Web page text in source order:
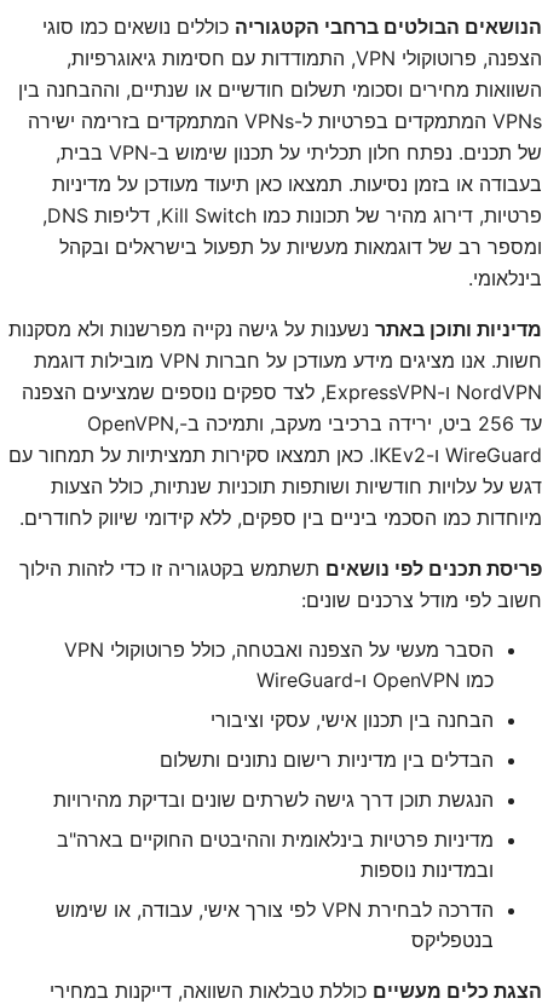
הנושאים הבולטים ברחבי הקטגוריה כוללים נושאים כמו סוגי
הצפנה, פרוטוקולי VPN, התמודדות עם חסימות גיאוגרפיות,
השוואות מחירים וסכומי תשלום חודשיים או שנתיים, וההבחנה בין
VPNs המתמקדים בפרטיות ל-VPNs המתמקדים בזרימה ישירה
של תכנים. נפתח חלון תכליתי על תכנון שימוש ב-VPN בבית,
בעבודה או בזמן נסיעות. תמצאו כאן תיעוד מעודכן על מדיניות
פרטיות, דירוג מהיר של תכונות כמו Kill Switch, דליפות DNS,
ומספר רב של דוגמאות מעשיות על תפעול בישראלים ובקהל
בינלאומי.
מדיניות ותוכן באתר נשענות על גישה נקייה מפרשנות ולא מסקנות
חשות. אנו מציגים מידע מעודכן על חברות VPN מובילות דוגמת
NordVPN ו-ExpressVPN, לצד ספקים נוספים שמציעים הצפנה
עד 256 ביט, ירידה ברכיבי מעקב, ותמיכה ב-OpenVPN,
WireGuard ו-IKEv2. כאן תמצאו סקירות תמציתיות על תמחור עם
דגש על עלויות חודשיות ושותפות תוכניות שנתיות, כולל הצעות
מיוחדות כמו הסכמי ביניים בין ספקים, ללא קידומי שיווק לחודרים.
פריסת תכנים לפי נושאים תשתמש בקטגוריה זו כדי לזהות הילוך
חשוב לפי מודל צרכנים שונים:
הסבר מעשי על הצפנה ואבטחה, כולל פרוטוקולי VPN
כמו OpenVPN ו-WireGuard
הבחנה בין תכנון אישי, עסקי וציבורי
הבדלים בין מדיניות רישום נתונים ותשלום
הנגשת תוכן דרך גישה לשרתים שונים ובדיקת מהירויות
מדיניות פרטיות בינלאומית וההיבטים החוקיים בארה"ב
ובמדינות נוספות
הדרכה לבחירת VPN לפי צורך אישי, עבודה, או שימוש
בנטפליקס
הצגת כלים מעשיים כוללת טבלאות השוואה, דייקנות במחירי